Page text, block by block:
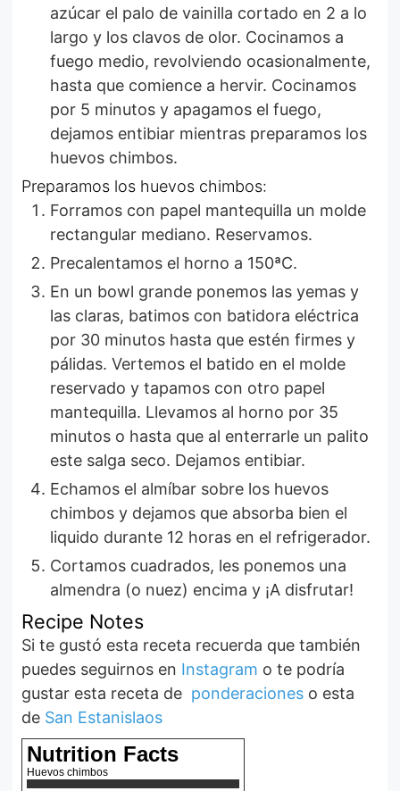
azúcar el palo de vainilla cortado en 2 a lo
largo y los clavos de olor. Cocinamos a
fuego medio, revolviendo ocasionalmente,
hasta que comience a hervir. Cocinamos
por 5 minutos y apagamos el fuego,
dejamos entibiar mientras preparamos los
huevos chimbos.
Preparamos los huevos chimbos:
Forramos con papel mantequilla un molde
rectangular mediano. Reservamos.
Precalentamos el horno a 150ªC.
En un bowl grande ponemos las yemas y
las claras, batimos con batidora eléctrica
por 30 minutos hasta que estén firmes y
pálidas. Vertemos el batido en el molde
reservado y tapamos con otro papel
mantequilla. Llevamos al horno por 35
minutos o hasta que al enterrarle un palito
este salga seco. Dejamos entibiar.
Echamos el almíbar sobre los huevos
chimbos y dejamos que absorba bien el
liquido durante 12 horas en el refrigerador.
Cortamos cuadrados, les ponemos una
almendra (o nuez) encima y ¡A disfrutar!
Recipe Notes
Si te gustó esta receta recuerda que también
puedes seguirnos en Instagram o te podría
gustar esta receta de ponderaciones o esta
de San Estanislaos
Nutrition Facts
Huevos chimbos